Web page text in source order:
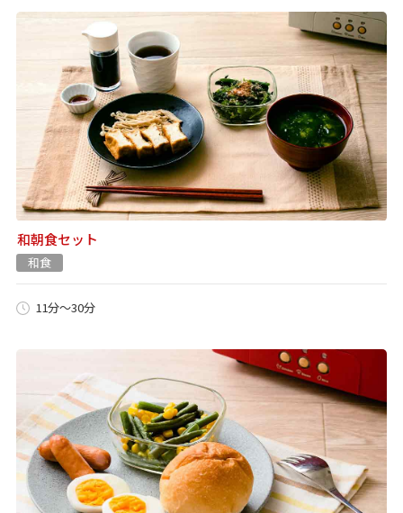
和朝食セット
和食
11分～30分